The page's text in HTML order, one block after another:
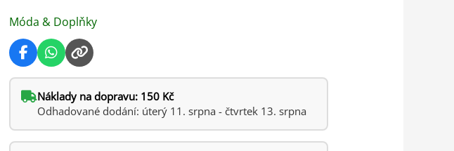
Móda & Doplňky
Náklady na dopravu: 150 Kč
Odhadované dodání: úterý 11. srpna - čtvrtek 13. srpna